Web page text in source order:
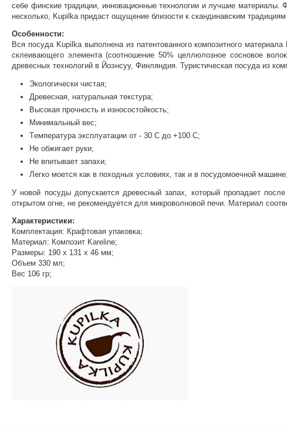
себе финские традиции, инновационные технологии и лучшие материалы.
несколько, Kupilka придаст ощущение близости к скандинавским
Особенности:
Вся посуда Kupilka выполнена из патентованного композитного
склеивающего элемента (соотношение 50% целлюлозное сосновое
древесных технологий в Йоэнсуу, Финляндия. Туристическая посуда из
Экологически чистая;
Древесная, натуральная текстура;
Высокая прочность и износостойкость;
Минимальный вес;
Tемпература эксплуатации от - 30 C до +100 C;
Не обжигает руки;
Не впитывает запахи;
Легко моется как в походных условиях, так и в посудомоечной машине;
У новой посуды допускается древесный запах, который пропадает
открытом огне, не рекомендуется для микроволновой печи. Материал
Характеристики:
Комплектация: Крафтовая упаковка;
Материал: Композит Kareline;
Размеры: 190 х 131 х 46 мм;
Объем 330 мл;
Вес 106 гр;